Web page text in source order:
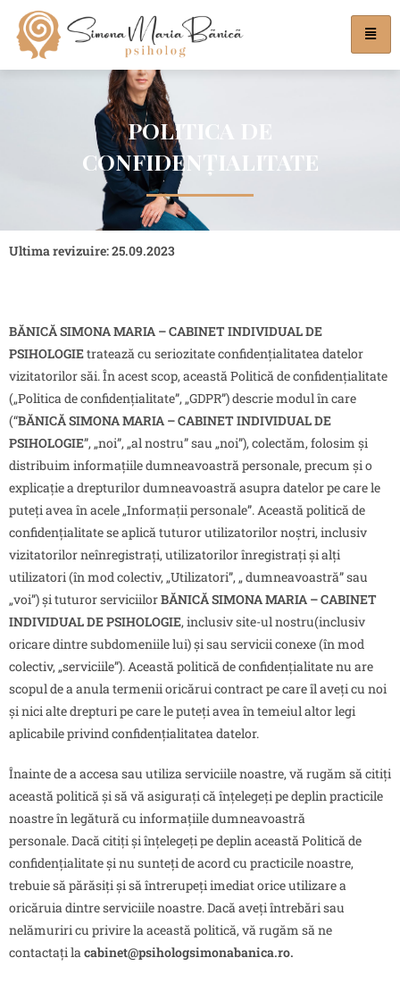
POLITICA DE
CONFIDENȚIALITATE
Ultima revizuire:25.09.2023
BĂNICĂ SIMONA MARIA – CABINET INDIVIDUAL DE
PSIHOLOGIEtratează cu seriozitate confidențialitatea datelor
vizitatorilor săi. În acest scop, această Politică de confidențialitate
(„Politica de confidențialitate”, „GDPR”) descrie modul în care
(“BĂNICĂ SIMONA MARIA – CABINET INDIVIDUAL DE
PSIHOLOGIE”, „noi”, „al nostru” sau „noi”), colectăm, folosim și
distribuim informațiile dumneavoastră personale, precum și o
explicație a drepturilor dumneavoastră asupra datelor pe care le
puteți avea în acele „Informații personale”. Această politică de
confidențialitate se aplică tuturor utilizatorilor noștri, inclusiv
vizitatorilor neînregistrați, utilizatorilor înregistrați și alți
utilizatori (în mod colectiv, „Utilizatori”, „ dumneavoastră” sau
„voi”) și tuturor serviciilorBĂNICĂ SIMONA MARIA – CABINET
INDIVIDUAL DE PSIHOLOGIE, inclusiv site-ul nostru(inclusiv
oricare dintre subdomeniile lui) și sau servicii conexe (în mod
colectiv, „serviciile”). Această politică de confidențialitate nu are
scopul de a anula termenii oricărui contract pe care îl aveți cu noi
și nici alte drepturi pe care le puteți avea în temeiul altor legi
aplicabile privind confidențialitatea datelor.
Înainte de a accesa sau utiliza serviciile noastre, vă rugăm să citiți
această politică și să vă asigurați că înțelegeți pe deplin practicile
noastre în legătură cu informațiile dumneavoastră
personale. Dacă citiți și înțelegeți pe deplin această Politică de
confidențialitate și nu sunteți de acord cu practicile noastre,
trebuie să părăsiți și să întrerupeți imediat orice utilizare a
oricăruia dintre serviciile noastre. Dacă aveți întrebări sau
nelămuriri cu privire la această politică, vă rugăm să ne
contactați lacabinet@psihologsimonabanica.ro.